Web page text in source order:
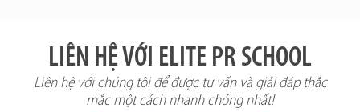
LIÊN HỆ VỚI ELITE PR SCHOOL
Liên hệ với chúng tôi để được tư vấn và giải đáp thắc
mắc một cách nhanh chóng nhất!